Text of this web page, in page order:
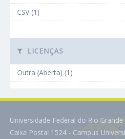
CSV (1)
LICENÇAS
Outra (Aberta) (1)
Universidade Federal do Rio
Caixa Postal 1524 - Campus